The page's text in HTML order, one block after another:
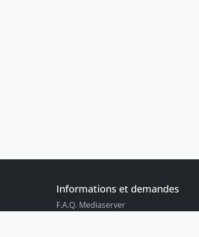
Informations et demandes
F.A.Q. Mediaserver